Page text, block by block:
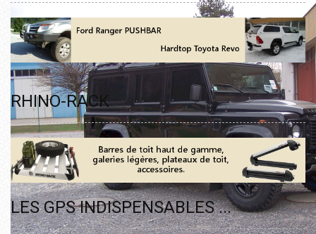
RHINO-RACK
LES GPS INDISPENSABLES ...